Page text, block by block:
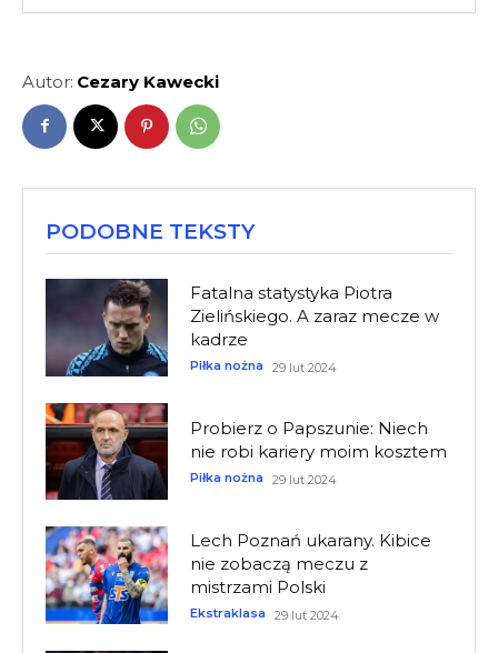
Autor: Cezary Kawecki
PODOBNE TEKSTY
Fatalna statystyka Piotra
Zielińskiego. A zaraz mecze w
kadrze
Piłka nożna 29 lut 2024
Probierz o Papszunie: Niech
nie robi kariery moim kosztem
Piłka nożna 29 lut 2024
Lech Poznań ukarany. Kibice
nie zobaczą meczu z
mistrzami Polski
Ekstraklasa 29 lut 2024